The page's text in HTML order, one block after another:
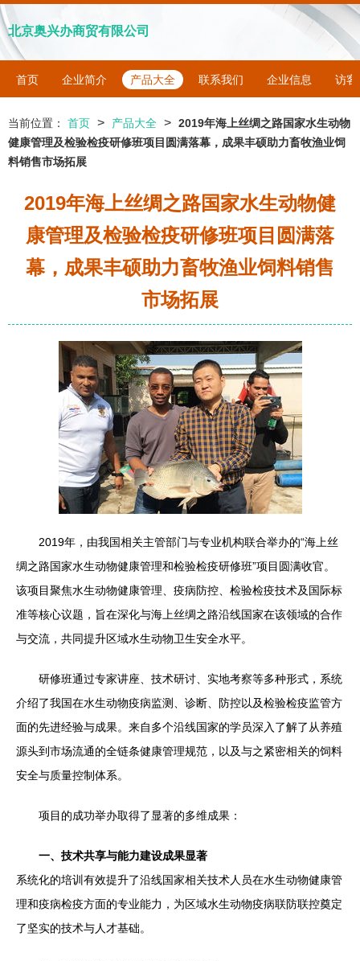
北京奥兴办商贸有限公司
首页 企业简介 产品大全 联系我们 企业信息 访客
当前位置： 首页 > 产品大全 > 2019年海上丝绸之路国家水生动物
健康管理及检验检疫研修班项目圆满落幕，成果丰硕助力畜牧渔业饲
料销售市场拓展
2019年海上丝绸之路国家水生动物健
康管理及检验检疫研修班项目圆满落
幕，成果丰硕助力畜牧渔业饲料销售
市场拓展
2019年，由我国相关主管部门与专业机构联合举办的“海上丝
绸之路国家水生动物健康管理和检验检疫研修班”项目圆满收官。
该项目聚焦水生动物健康管理、疫病防控、检验检疫技术及国际标
准等核心议题，旨在深化与海上丝绸之路沿线国家在该领域的合作
与交流，共同提升区域水生动物卫生安全水平。
研修班通过专家讲座、技术研讨、实地考察等多种形式，系统
介绍了我国在水生动物疫病监测、诊断、防控以及检验检疫监管方
面的先进经验与成果。来自多个沿线国家的学员深入了解了从养殖
源头到市场流通的全链条健康管理规范，以及与之紧密相关的饲料
安全与质量控制体系。
项目的成功举办取得了显著的多维成果：
一、技术共享与能力建设成果显著
系统化的培训有效提升了沿线国家相关技术人员在水生动物健康管
理和疫病检疫方面的专业能力，为区域水生动物疫病联防联控奠定
了坚实的技术与人才基础。